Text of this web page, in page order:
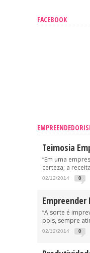
FACEBOOK
Teimosia
“Em uma
certeza; a
02/12/2014 0
Empreender
“A sorte é
pois, sempre
02/12/2014 0